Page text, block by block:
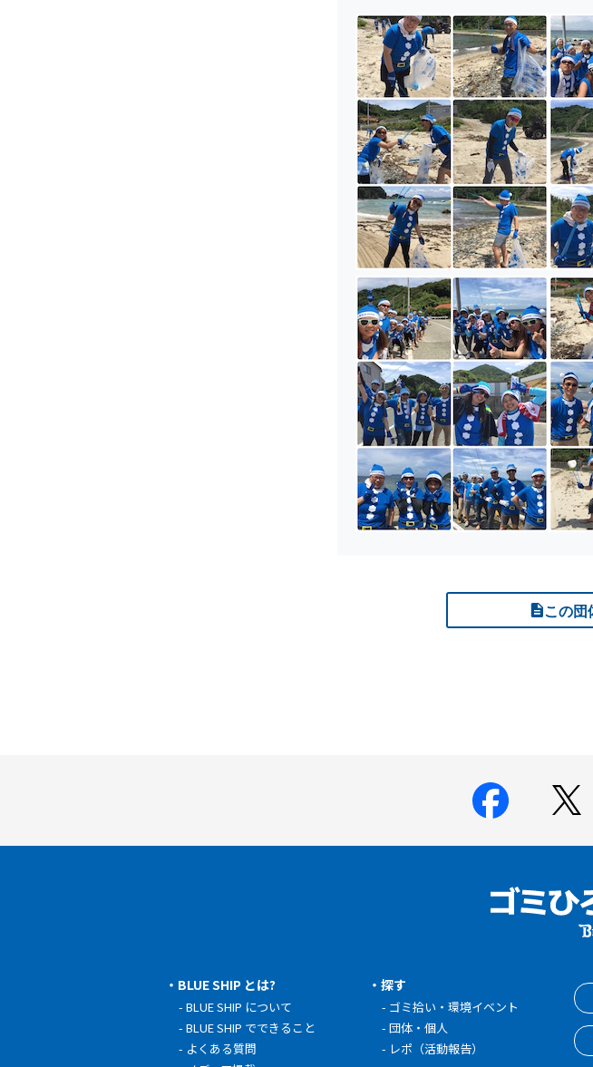
この団
BLUE SHIP とは?
BLUE SHIP について
BLUE SHIP でできること
よくある質問
探す
ゴミ拾い・環境イベント
団体・個人
レポ（活動報告）